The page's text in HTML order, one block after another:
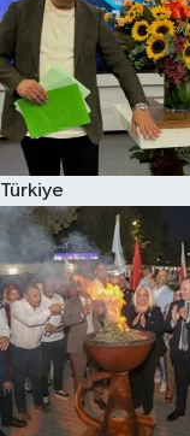
Türkiye